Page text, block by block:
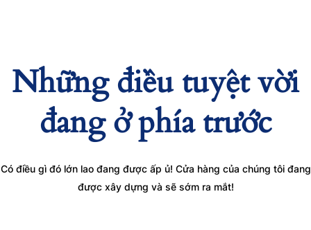
Những điều tuyệt vời
đang ở phía trước
Có điều gì đó lớn lao đang được ấp ủ! Cửa hàng của chúng tôi đang
được xây dựng và sẽ sớm ra mắt!